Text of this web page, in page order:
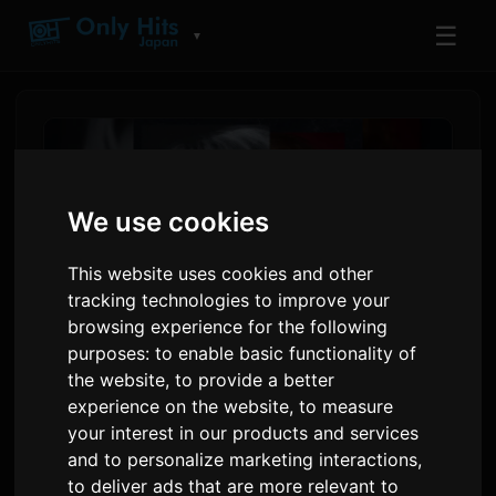
We use cookies
This website uses cookies and other
tracking technologies to improve your
browsing experience for the following
purposes:to enable basic functionality of
the website,to provide a better
experience on the website,to measure
your interest in our products and services
and to personalize marketing interactions,
to deliver ads that are more relevant to
▼ ☰
Yuto Adachi Gandeng Aile
The Shota di Single Baru
'Hate to LOVE YOU'